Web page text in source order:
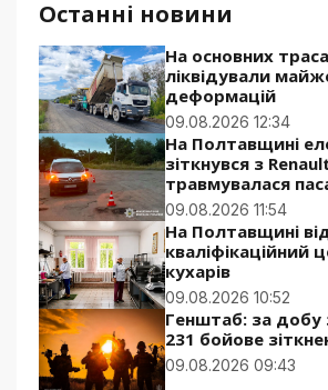
Останні новини
На основних
ліквідували
деформацій
09.08.2026 12:34
На Полтавщині
зіткнувся з
травмувалася
09.08.2026 11:54
На Полтавщині
кваліфікаційний
кухарів
09.08.2026 10:52
Генштаб: за добу
231 бойове
09.08.2026 09:43